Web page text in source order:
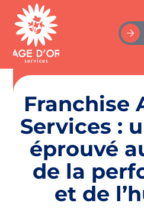
Franchise
Services :
éprouvé
de la
et de